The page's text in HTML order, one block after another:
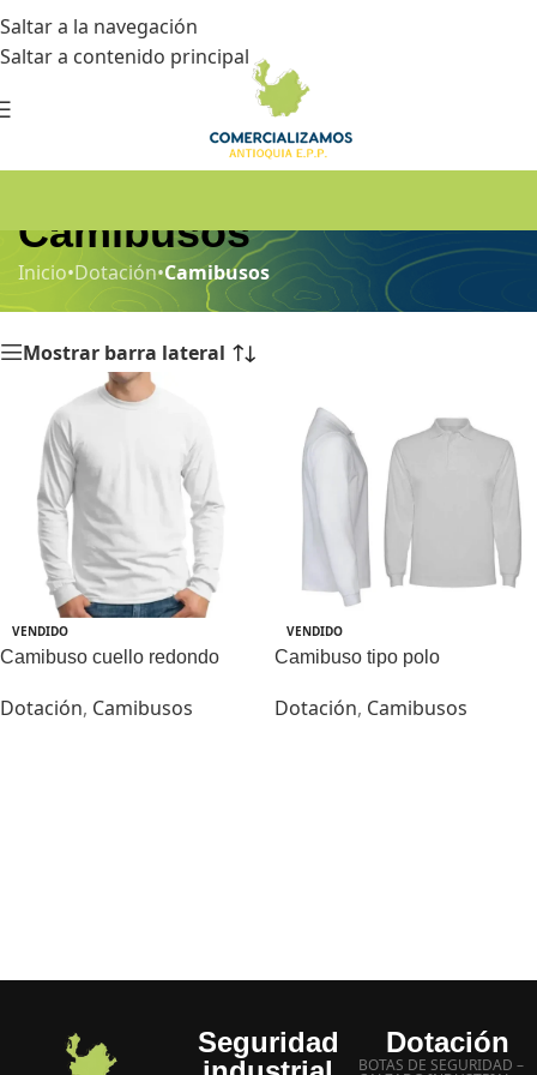
Saltar a la navegación
Saltar a contenido principal
Camibusos
Inicio•Dotación•Camibusos
Mostrar barra lateral
VENDIDO
Camibuso cuello redondo
Dotación, Camibusos
VENDIDO
Camibuso tipo polo
Dotación, Camibusos
Seguridad
Dotación
BOTAS DE SEGURIDAD –